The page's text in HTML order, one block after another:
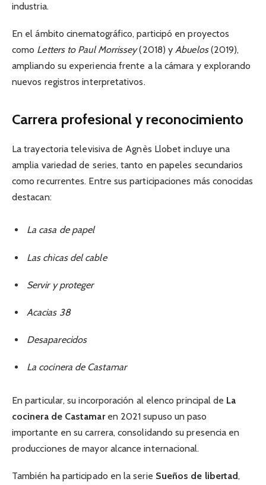
industria.
En el ámbito cinematográfico, participó en proyectos
como Letters to Paul Morrissey(2018) yAbuelos(2019),
ampliando su experiencia frente a la cámara y explorando
nuevos registros interpretativos.
Carrera profesional y reconocimiento
La trayectoria televisiva de Agnès Llobet incluye una
amplia variedad de series, tanto en papeles secundarios
como recurrentes. Entre sus participaciones más conocidas
destacan:
La casa de papel
Las chicas del cable
Servir y proteger
Acacias 38
Desaparecidos
La cocinera de Castamar
En particular, su incorporación al elenco principal de La
cocinera de Castamaren 2021 supuso un paso
importante en su carrera, consolidando su presencia en
producciones de mayor alcance internacional.
También ha participado en la serie Sueños de libertad,